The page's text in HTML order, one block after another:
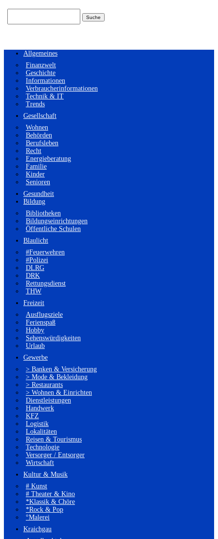
Allgemeines
Finanzwelt
Geschichte
Informationen
Verbraucherinformationen
Technik & IT
Trends
Gesellschaft
Wohnen
Behörden
Berufsleben
Recht
Energieberatung
Familie
Kinder
Senioren
Gesundheit
Bildung
Bibliotheken
Bildungseinrichtungen
Öffentliche Schulen
Blaulicht
#Feuerwehren
#Polizei
DLRG
DRK
Rettungsdienst
THW
Freizeit
Ausflugsziele
Ferienspaß
Hobby
Sehenswürdigkeiten
Urlaub
Gewerbe
> Banken & Versicherung
> Mode & Bekleidung
> Restaurants
> Wohnen & Einrichten
Dienstleistungen
Handwerk
KFZ
Logistik
Lokalitäten
Reisen & Tourismus
Technologie
Versorger / Entsorger
Wirtschaft
Kultur & Musik
# Kunst
# Theater & Kino
*Klassik & Chöre
*Rock & Pop
°Malerei
Kraichgau